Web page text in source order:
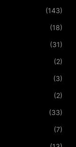
(143)
(18)
(31)
(2)
(3)
(2)
(33)
(7)